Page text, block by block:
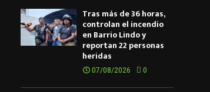
Tras más de 36 horas,
controlan el incendio
en Barrio Lindo y
reportan 22 personas
heridas
07/08/2026 0